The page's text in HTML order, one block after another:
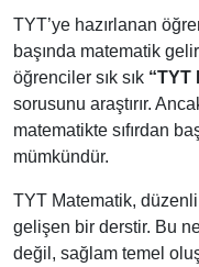
TYT’ye hazırlanan
başında matematik
öğrenciler sık sık “TYT
sorusunu araştırır.
matematikte sıfırdan
mümkündür.
TYT Matematik,
gelişen bir derstir. Bu
değil, sağlam temel